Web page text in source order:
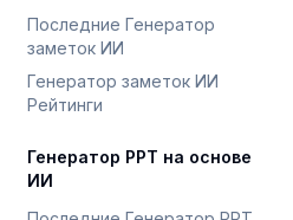
Последние Генератор
заметок ИИ
Генератор заметок ИИ
Рейтинги
Генератор PPT на основе
ИИ